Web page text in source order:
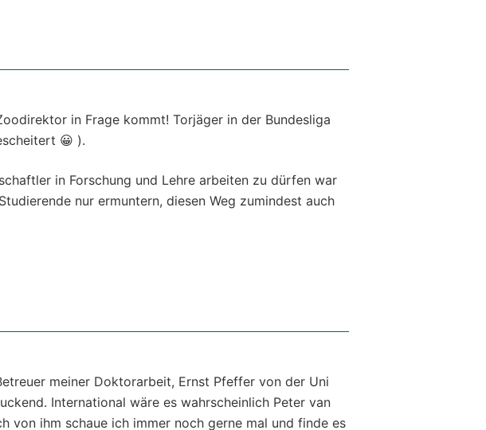
in Frage kommt! Torjäger in der Bundesliga
😀 ).
in Forschung und Lehre arbeiten zu dürfen war
nur ermuntern, diesen Weg zumindest auch
meiner Doktorarbeit, Ernst Pfeffer von der Uni
International wäre es wahrscheinlich Peter van
von ihm schaue ich immer noch gerne mal und finde es